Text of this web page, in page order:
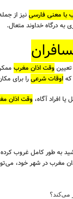
با معنی فارسینیز از
به درگاه خداوند متعال.
وقت اذان مغرب
اوقات شرعیرا برای
افراد آگاه، وقت اذان
به طور کامل غروب کرده
مغرب در شهر خود،
می‌کند؟